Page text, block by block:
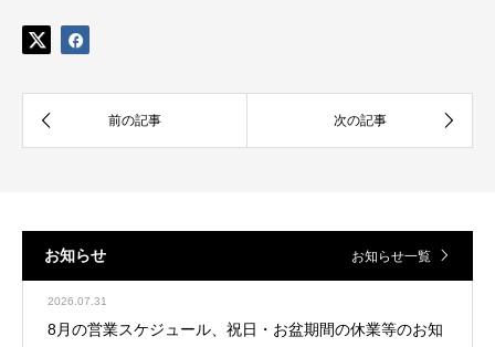
お知らせ お知らせ一覧
2026.07.31
8月の営業スケジュール、祝日・お盆期間の休業等のお知